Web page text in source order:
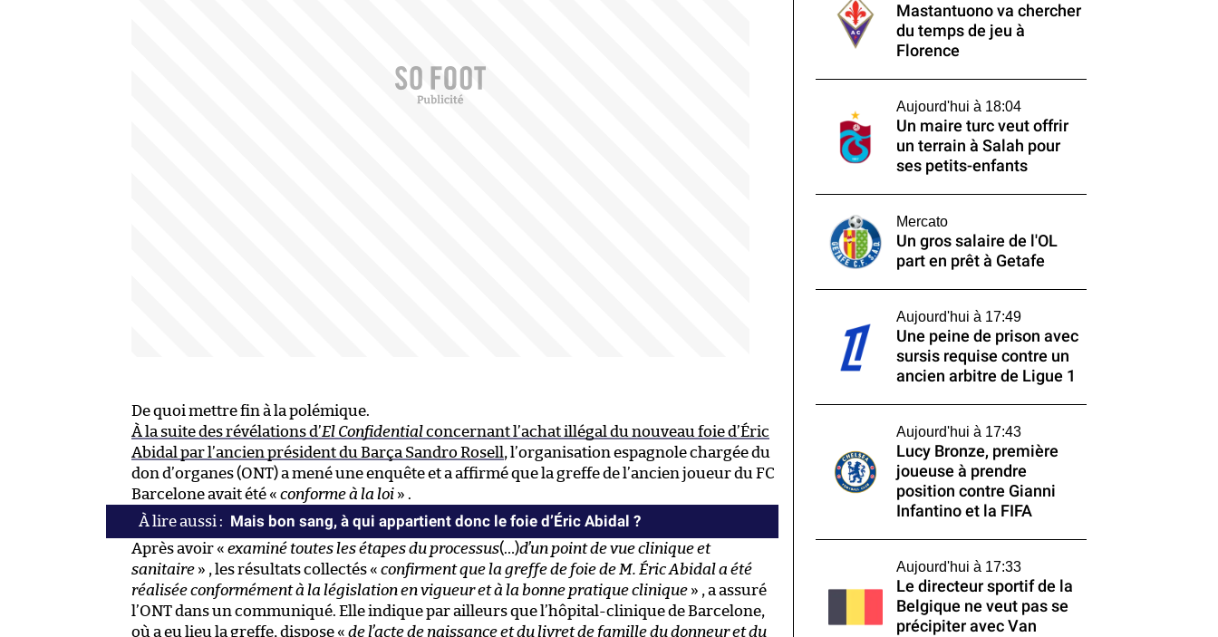
De quoi mettre fin à la polémique.
À la suite des révélations d’El Confidentialconcernant l’achat illégal du nouveau foie d’Éric
Abidal par l’ancien président du Barça Sandro Rosell, l’organisation espagnole chargée du
don d’organes (ONT) a mené une enquête et a affirmé que la greffe de l’ancien joueur du FC
Barcelone avait été « conforme à la loi » .
Mais bon sang, à qui appartient donc le foie d’Éric Abidal ?
Après avoir « examiné toutes les étapes du processus(…)d’un point de vue clinique et
sanitaire » , les résultats collectés « confirment que la greffe de foie de M. Éric Abidal a été
réalisée conformément à la législation en vigueur et à la bonne pratique clinique » , a assuré
l’ONT dans un communiqué. Elle indique par ailleurs que l’hôpital-clinique de Barcelone,
où a eu lieu la greffe, dispose « de l’acte de naissance et du livret de famille du donneur et du
Mastantuono va chercher
du temps de jeu à
Florence
Aujourd'hui à 18:04
Un maire turc veut offrir
un terrain à Salah pour
ses petits-enfants
Mercato
Un gros salaire de l'OL
part en prêt à Getafe
Aujourd'hui à 17:49
Une peine de prison avec
sursis requise contre un
ancien arbitre de Ligue 1
Aujourd'hui à 17:43
Lucy Bronze, première
joueuse à prendre
position contre Gianni
Infantino et la FIFA
Aujourd'hui à 17:33
Le directeur sportif de la
Belgique ne veut pas se
précipiter avec Van